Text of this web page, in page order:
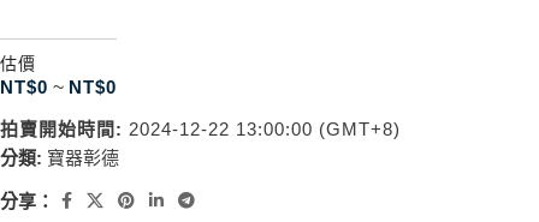
估價
NT$0 ~ NT$0
拍賣開始時間: 2024-12-22 13:00:00 (GMT+8)
分類: 寶器彰德
分享：